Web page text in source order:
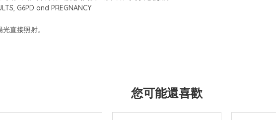
G6PD and PREGNANCY
直接照射。
您可能還喜歡